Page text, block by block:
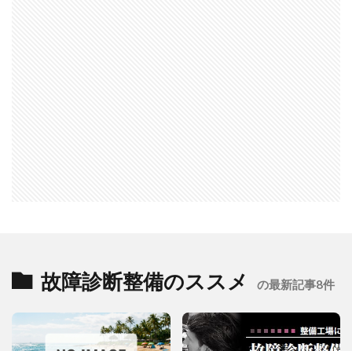
故障診断整備のススメ の最新記事8件